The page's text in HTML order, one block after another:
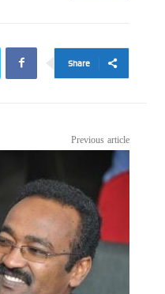
Share
Previous article